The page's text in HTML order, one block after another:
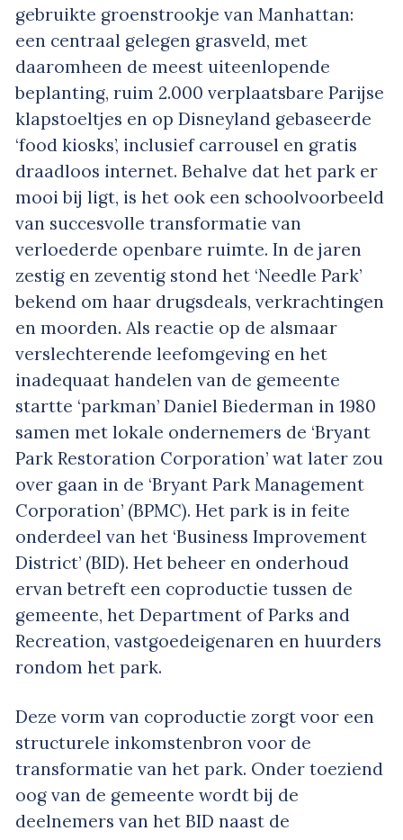
gebruikte groenstrookje van Manhattan:
een centraal gelegen grasveld, met
daaromheen de meest uiteenlopende
beplanting, ruim 2.000 verplaatsbare Parijse
klapstoeltjes en op Disneyland gebaseerde
‘food kiosks’, inclusief carrousel en gratis
draadloos internet. Behalve dat het park er
mooi bij ligt, is het ook een schoolvoorbeeld
van succesvolle transformatie van
verloederde openbare ruimte. In de jaren
zestig en zeventig stond het ‘Needle Park’
bekend om haar drugsdeals, verkrachtingen
en moorden. Als reactie op de alsmaar
verslechterende leefomgeving en het
inadequaat handelen van de gemeente
startte ‘parkman’ Daniel Biederman in 1980
samen met lokale ondernemers de ‘Bryant
Park Restoration Corporation’ wat later zou
over gaan in de ‘Bryant Park Management
Corporation’ (BPMC). Het park is in feite
onderdeel van het ‘Business Improvement
District’ (BID). Het beheer en onderhoud
ervan betreft een coproductie tussen de
gemeente, het Department of Parks and
Recreation, vastgoedeigenaren en huurders
rondom het park.
Deze vorm van coproductie zorgt voor een
structurele inkomstenbron voor de
transformatie van het park. Onder toeziend
oog van de gemeente wordt bij de
deelnemers van het BID naast de